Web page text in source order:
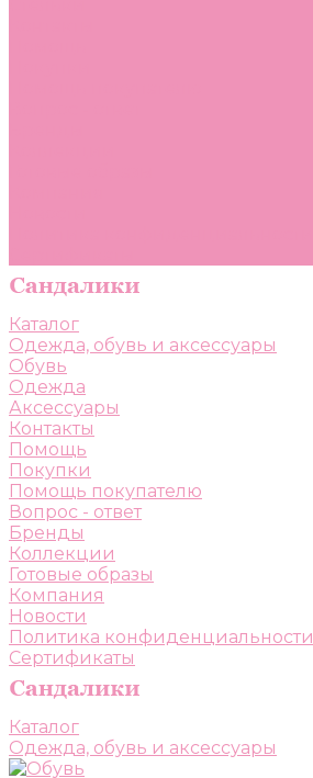
Каталог
Одежда, обувь и аксессуары
Обувь
Одежда
Аксессуары
Контакты
Помощь
Покупки
Помощь покупателю
Вопрос - ответ
Бренды
Коллекции
Готовые образы
Компания
Новости
Политика конфиденциальности
Сертификаты
Каталог
Одежда, обувь и аксессуары